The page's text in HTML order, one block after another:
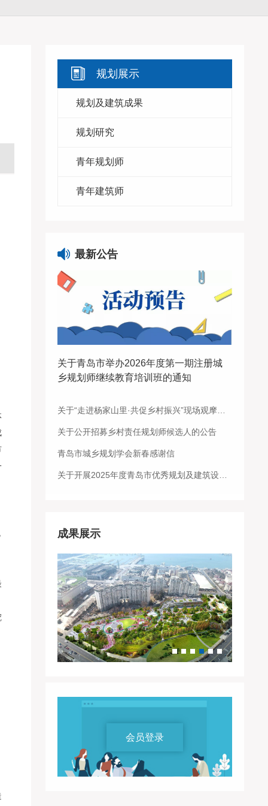
规划展示
规划及建筑成果
规划研究
青年规划师
青年建筑师
最新公告
关于青岛市举办2026年度第一期注册城
乡规划师继续教育培训班的通知
关于“走进杨家山里·共促乡村振兴”现场观摩交流活动的通知
关于公开招募乡村责任规划师候选人的公告
青岛市城乡规划学会新春感谢信
关于开展2025年度青岛市优秀规划及建筑设计奖评选工作的通知
成果展示
会员登录